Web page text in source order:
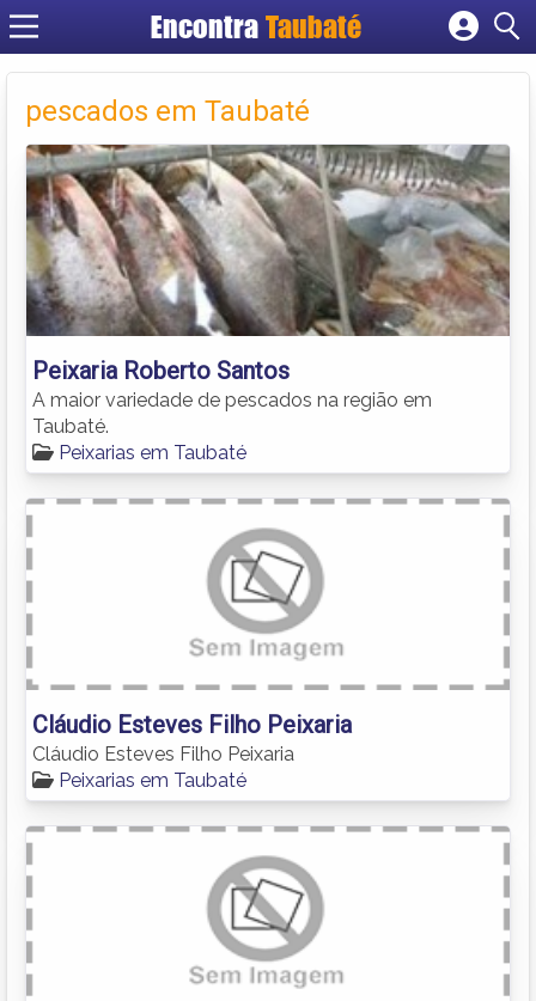
EncontraTaubaté
Cadastrar empresa
Criar conta
pescados em Taubaté
Peixaria Roberto Santos
A maior variedade de pescados na região em
Taubaté.
Peixarias em Taubaté
Cláudio Esteves Filho Peixaria
Cláudio Esteves Filho Peixaria
Peixarias em Taubaté